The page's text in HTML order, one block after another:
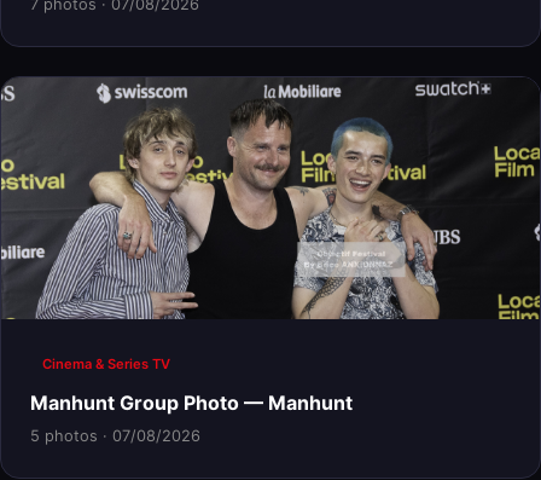
7 photos · 07/08/2026
Cinema & Series TV
Manhunt Group Photo — Manhunt
5 photos · 07/08/2026